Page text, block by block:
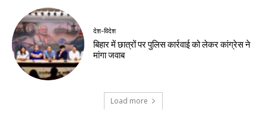
पुलिसकर्मियों के बीच हुई झड़प, कई घायल। देखे
वीडियो